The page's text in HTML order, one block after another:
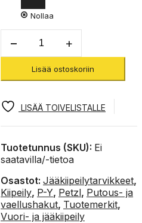
Nollaa
for
Quark
Käsituki
määrä
Lisää ostoskoriin
LISÄÄ TOIVELISTALLE
Tuotetunnus (SKU): Ei
saatavilla/-tietoa
Osastot:Jääkiipeilytarvikkeet,
Kiipeily, P-Y, Petzl, Putous- ja
vaellushakut, Tuotemerkit,
Vuori- ja jääkiipeily